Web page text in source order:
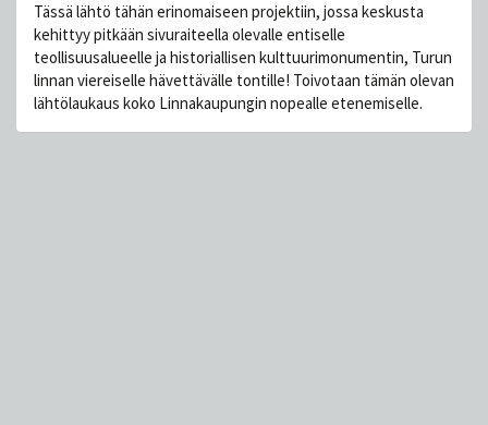
Tässä lähtö tähän erinomaiseen projektiin, jossa keskusta
kehittyy pitkään sivuraiteella olevalle entiselle
teollisuusalueelle ja historiallisen kulttuurimonumentin, Turun
linnan viereiselle hävettävälle tontille! Toivotaan tämän olevan
lähtölaukaus koko Linnakaupungin nopealle etenemiselle.